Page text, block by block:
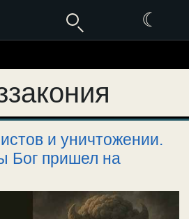
☾
и уничтожении.
Бог пришел на